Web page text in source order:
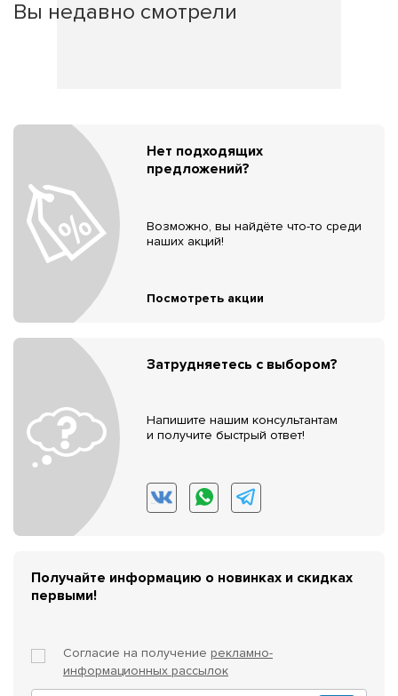
Вы недавно смотрели
Нет подходящих
предложений?
Возможно, вы найдёте что-то среди
наших акций!
Посмотреть акции
Затрудняетесь с выбором?
Напишите нашим консультантам
и получите быстрый ответ!
Получайте информацию о новинках и скидках
первыми!
Согласие на получение рекламно-
информационных рассылок